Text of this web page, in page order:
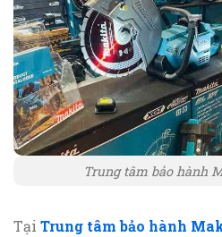
Trung tâm bảo hành
Tại Trung tâm bảo hành